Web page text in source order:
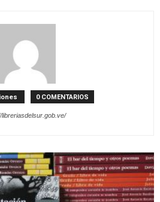
0 COMENTARIOS
libreriasdelsur.gob.ve/